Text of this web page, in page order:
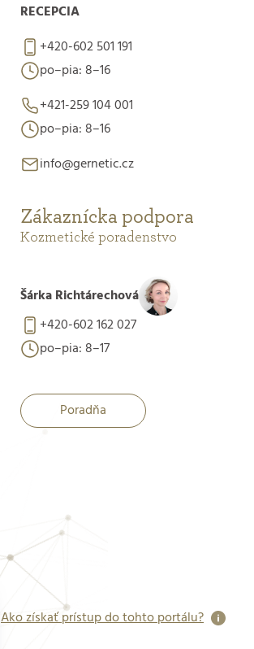
RECEPCIA
+420-602 501 191
po–pia: 8–16
+421-259 104 001
po–pia: 8–16
info@gernetic.cz
Zákaznícka podpora
Kozmetické poradenstvo
Šárka Richtárechová
+420-602 162 027
po–pia: 8–17
Poradňa
Ako získať prístup do tohto portálu?